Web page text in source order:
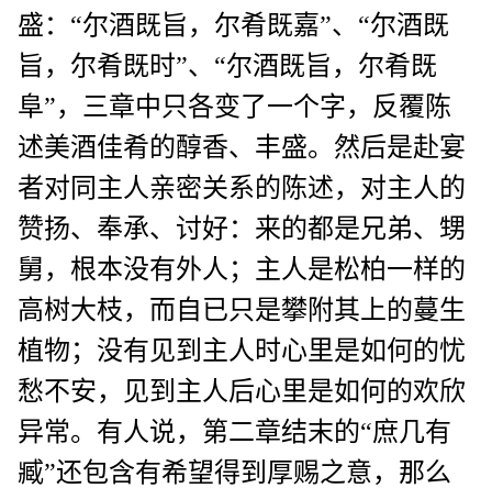
盛：“尔酒既旨，尔肴既嘉”、“尔酒既
旨，尔肴既时”、“尔酒既旨，尔肴既
阜”，三章中只各变了一个字，反覆陈
述美酒佳肴的醇香、丰盛。然后是赴宴
者对同主人亲密关系的陈述，对主人的
赞扬、奉承、讨好：来的都是兄弟、甥
舅，根本没有外人；主人是松柏一样的
高树大枝，而自已只是攀附其上的蔓生
植物；没有见到主人时心里是如何的忧
愁不安，见到主人后心里是如何的欢欣
异常。有人说，第二章结末的“庶几有
臧”还包含有希望得到厚赐之意，那么